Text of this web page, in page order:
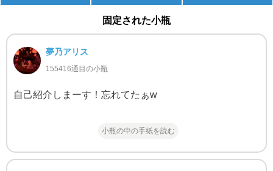
固定された小瓶
夢乃アリス
155416通目の小瓶
自己紹介しまーす！忘れてたぁw
小瓶の中の手紙を読む